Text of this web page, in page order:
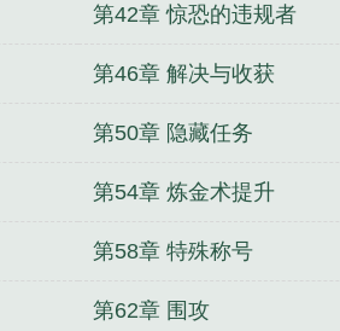
第42章 惊恐的违规者
第46章 解决与收获
第50章 隐藏任务
第54章 炼金术提升
第58章 特殊称号
第62章 围攻